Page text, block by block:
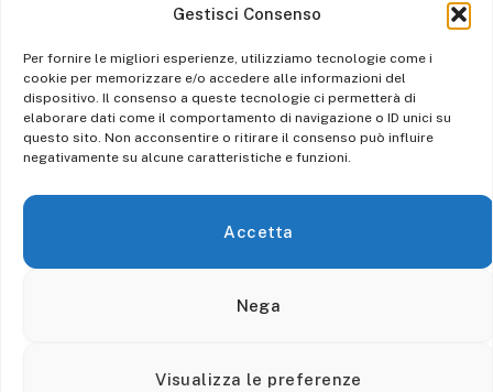
Gestisci Consenso
Per fornire le migliori esperienze, utilizziamo tecnologie come i
cookie per memorizzare e/o accedere alle informazioni del
dispositivo. Il consenso a queste tecnologie ci permetterà di
elaborare dati come il comportamento di navigazione o ID unici su
questo sito. Non acconsentire o ritirare il consenso può influire
negativamente su alcune caratteristiche e funzioni.
Accetta
Nega
Visualizza le preferenze
Attualità
Politica
Cronaca
Economia